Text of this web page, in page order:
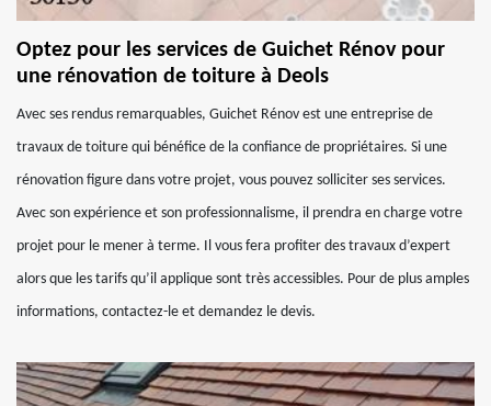
Optez pour les services de Guichet Rénov pour
une rénovation de toiture à Deols
Avec ses rendus remarquables, Guichet Rénov est une entreprise de
travaux de toiture qui bénéfice de la confiance de propriétaires. Si une
rénovation figure dans votre projet, vous pouvez solliciter ses services.
Avec son expérience et son professionnalisme, il prendra en charge votre
projet pour le mener à terme. Il vous fera profiter des travaux d’expert
alors que les tarifs qu’il applique sont très accessibles. Pour de plus amples
informations, contactez-le et demandez le devis.